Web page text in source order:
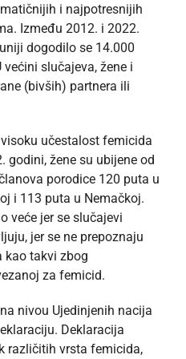
i najpotresnijih
Između 2012. i 2022.
dogodilo se 14.000
slučajeva, žene i
(bivših) partnera ili
učestalost femicida
godini, žene su ubijene od
porodice 120 puta u
i 113 puta u Nemačkoj.
veće jer se slučajevi
jer se ne prepoznaju
kao takvi zbog
za femicid.
nivou Ujedinjenih nacija
Deklaracija
različitih vrsta femicida,